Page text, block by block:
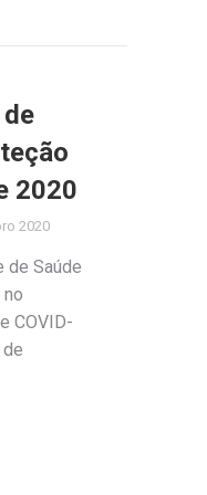
2020
2020
de Saúde
COVID-